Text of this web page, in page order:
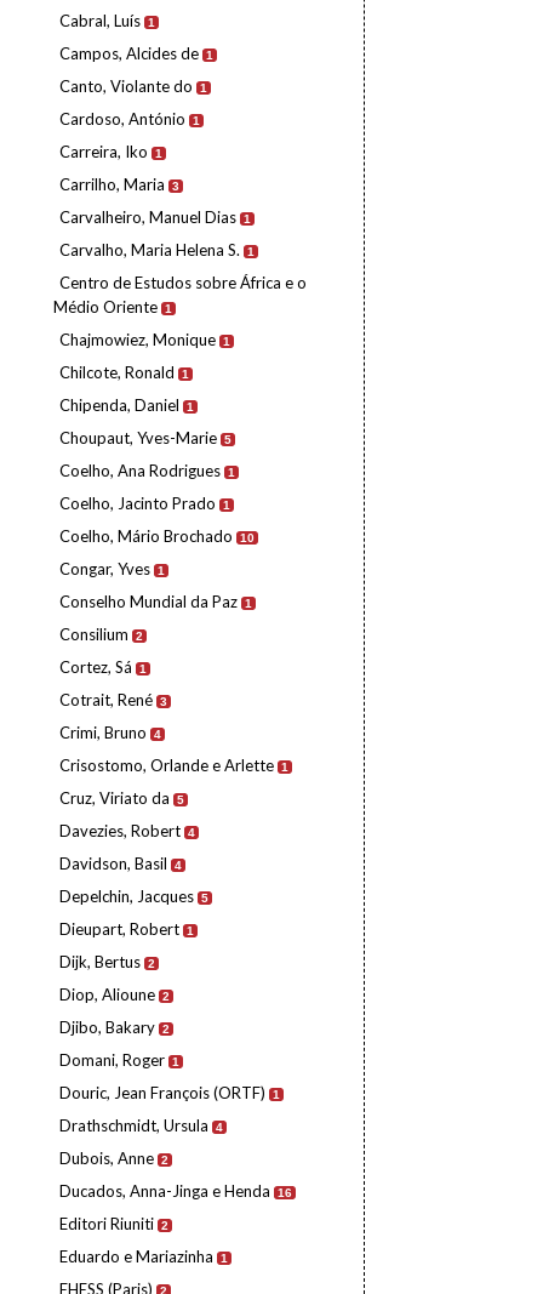
Cabral, Luís 1
Campos, Alcides de 1
Canto, Violante do 1
Cardoso, António 1
Carreira, Iko 1
Carrilho, Maria 3
Carvalheiro, Manuel Dias 1
Carvalho, Maria Helena S. 1
Centro de Estudos sobre África e o
Médio Oriente 1
Chajmowiez, Monique 1
Chilcote, Ronald 1
Chipenda, Daniel 1
Choupaut, Yves-Marie 5
Coelho, Ana Rodrigues 1
Coelho, Jacinto Prado 1
Coelho, Mário Brochado 10
Congar, Yves 1
Conselho Mundial da Paz 1
Consilium 2
Cortez, Sá 1
Cotrait, René 3
Crimi, Bruno 4
Crisostomo, Orlande e Arlette 1
Cruz, Viriato da 5
Davezies, Robert 4
Davidson, Basil 4
Depelchin, Jacques 5
Dieupart, Robert 1
Dijk, Bertus 2
Diop, Alioune 2
Djibo, Bakary 2
Domani, Roger 1
Douric, Jean François (ORTF) 1
Drathschmidt, Ursula 4
Dubois, Anne 2
Ducados, Anna-Jinga e Henda 16
Editori Riuniti 2
Eduardo e Mariazinha 1
EHESS (Paris) 2